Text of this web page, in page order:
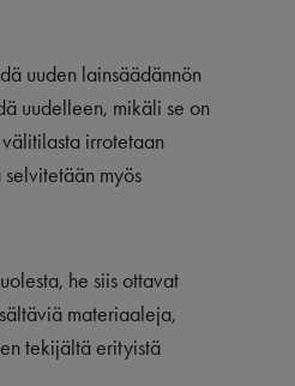
uuden lainsäädännön
uudelleen, mikäli se on
irrotetaan
myös
he siis ottavat
materiaaleja,
tekijältä erityistä